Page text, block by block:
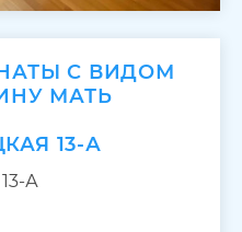
С ВИДОМ
МАТЬ
13-А
А